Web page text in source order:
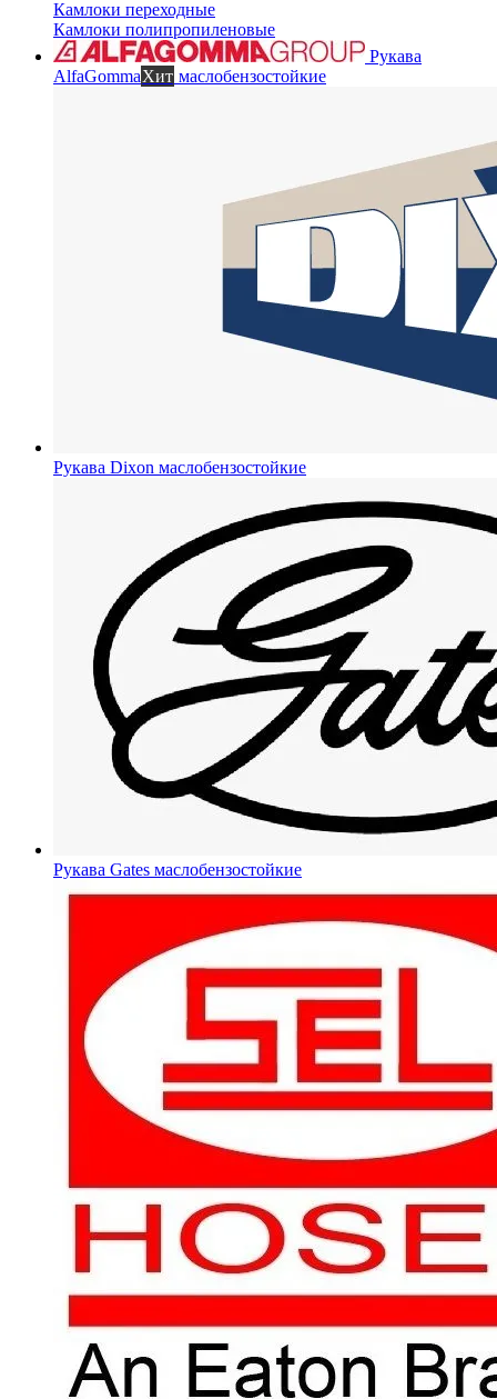
Камлоки переходные
Камлоки полипропиленовые
Рукава
AlfaGommaХит маслобензостойкие
Рукава Dixon маслобензостойкие
Рукава Gates маслобензостойкие